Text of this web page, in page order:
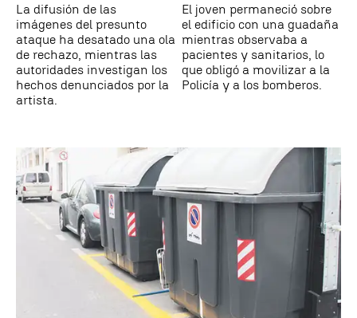
La difusión de las
imágenes del presunto
ataque ha desatado una ola
de rechazo, mientras las
autoridades investigan los
hechos denunciados por la
artista.
El joven permaneció sobre
el edificio con una guadaña
mientras observaba a
pacientes y sanitarios, lo
que obligó a movilizar a la
Policía y a los bomberos.